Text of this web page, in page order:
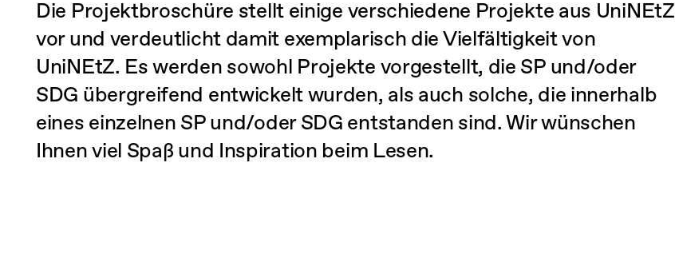
Die Projektbroschüre stellt einige verschiedene Projekte aus UniNEtZ
vor und verdeutlicht damit exemplarisch die Vielfältigkeit von
UniNEtZ. Es werden sowohl Projekte vorgestellt, die SP und/oder
SDG übergreifend entwickelt wurden, als auch solche, die innerhalb
eines einzelnen SP und/oder SDG entstanden sind. Wir wünschen
Ihnen viel Spaß und Inspiration beim Lesen.